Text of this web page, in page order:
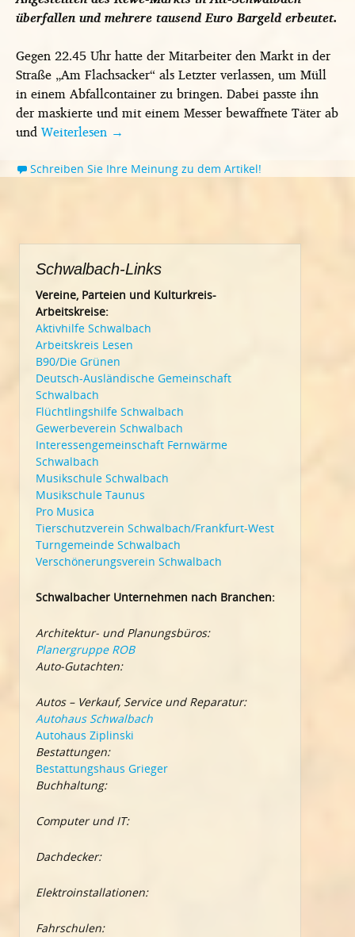
überfallen und mehrere tausend Euro Bargeld erbeutet.
Gegen 22.45 Uhr hatte der Mitarbeiter den Markt in der
Straße „Am Flachsacker“ als Letzter verlassen, um Müll
in einem Abfallcontainer zu bringen. Dabei passte ihn
der maskierte und mit einem Messer bewaffnete Täter ab
undWeiterlesen →
Schreiben Sie Ihre Meinung zu dem Artikel!
Schwalbach-Links
Vereine, Parteien und Kulturkreis-
Arbeitskreise:
Aktivhilfe Schwalbach
Arbeitskreis Lesen
B90/Die Grünen
Deutsch-Ausländische Gemeinschaft
Schwalbach
Flüchtlingshilfe Schwalbach
Gewerbeverein Schwalbach
Interessengemeinschaft Fernwärme
Schwalbach
Musikschule Schwalbach
Musikschule Taunus
Pro Musica
Tierschutzverein Schwalbach/Frankfurt-West
Turngemeinde Schwalbach
Verschönerungsverein Schwalbach
Schwalbacher Unternehmen nach Branchen:
Architektur- und Planungsbüros:
Planergruppe ROB
Auto-Gutachten:
Autos – Verkauf, Service und Reparatur:
Autohaus Schwalbach
Autohaus Ziplinski
Bestattungen:
Bestattungshaus Grieger
Buchhaltung:
Computer und IT:
Dachdecker:
Elektroinstallationen:
Fahrschulen: